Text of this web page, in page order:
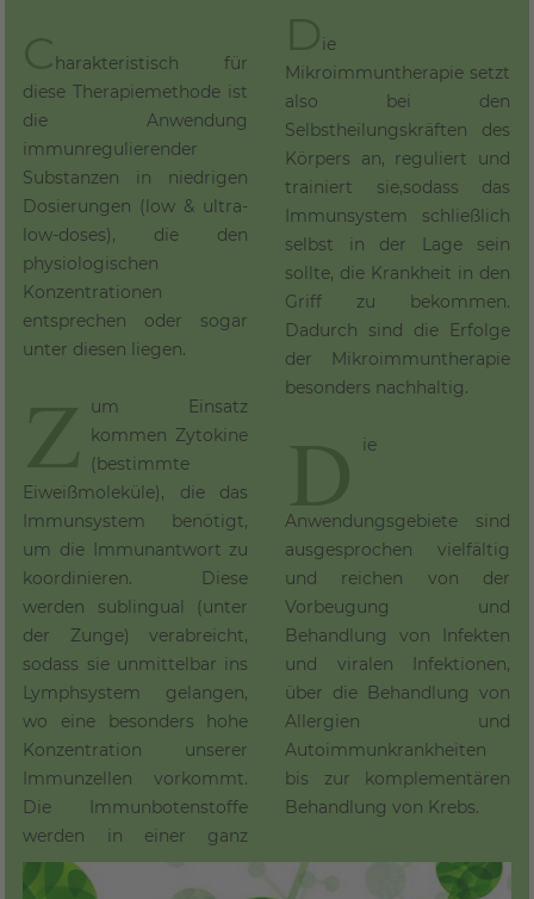
harakteristisch für
diese Therapiemethode ist
die Anwendung
immunregulierender
Substanzen in niedrigen
Dosierungen (low & ultra-
low-doses), die den
physiologischen
Konzentrationen
entsprechen oder sogar
unter diesen liegen.
um Einsatz
kommen Zytokine
(bestimmte
Eiweißmoleküle), die das
Immunsystem benötigt,
um die Immunantwort zu
koordinieren. Diese
werden sublingual (unter
der Zunge) verabreicht,
sodass sie unmittelbar ins
Lymphsystem gelangen,
wo eine besonders hohe
Konzentration unserer
Immunzellen vorkommt.
Die Immunbotenstoffe
werden in einer ganz
ie
Mikroimmuntherapie setzt
also bei den
Selbstheilungskräften des
Körpers an, reguliert und
trainiert sie,sodass das
Immunsystem schließlich
selbst in der Lage sein
sollte, die Krankheit in den
Griff zu bekommen.
Dadurch sind die Erfolge
der Mikroimmuntherapie
besonders nachhaltig.
ie
Anwendungsgebiete sind
ausgesprochen vielfältig
und reichen von der
Vorbeugung und
Behandlung von Infekten
und viralen Infektionen,
über die Behandlung von
Allergien und
Autoimmunkrankheiten
bis zur komplementären
Behandlung von Krebs.